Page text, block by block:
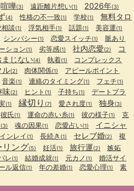
喧嘩(3) 遠距離片想い(1) 2026年(3)
(4) 性格の不一致(1) 学校(1)
無料タロ
談(1) 浮気相手(1) 話題(1) 美容運(1)
シンパシー(1) 恋愛スイッチ(1) 脈あり
ション(1) 劣等感(1) 社内恋愛(2)
コ
まじない(4) 執着(1) コンプレックス
ル(2) 肉体関係(1) アピールポイント
音楽(1) 連絡のタイミング(1) フェチ(1)
味(2) ヒント (1) 子持ち(1)
デートプラ
(1) 縁切り (7) 愛され度(1) 独身(3)
彼氏(1) 運命の赤い糸(1) 彼の様子(1)
克
(3) 魂の因果(1) 恋愛占い(1)
イニシャ
ンレイ (1) 長続き (1) セレブ婚(2)
複
リング(5) 妊活(1) 旅行運(2) 嫉妬
レ(1) 結婚成就(1) 元カノ (1)
婚活サイ
ル返信(1) 年の差婚(1) 恋愛心理(1)
素